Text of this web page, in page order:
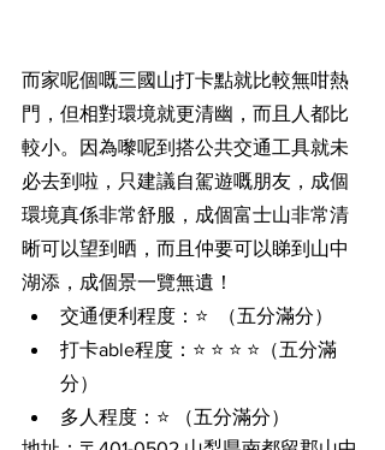
而家呢個嘅三國山打卡點就比較無咁熱
門，但相對環境就更清幽，而且人都比
較小。因為嚟呢到搭公共交通工具就未
必去到啦，只建議自駕遊嘅朋友，成個
環境真係非常舒服，成個富士山非常清
晰可以望到晒，而且仲要可以睇到山中
湖添，成個景一覽無遺！
交通便利程度：⭐️  （五分滿分）
打卡able程度：⭐️ ⭐️ ⭐️ ⭐️（五分滿
分）
多人程度：⭐️ （五分滿分）